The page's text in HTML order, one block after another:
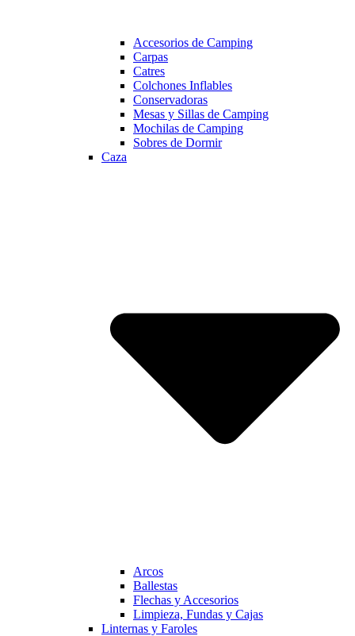
Accesorios de Camping
Carpas
Catres
Colchones Inflables
Conservadoras
Mesas y Sillas de Camping
Mochilas de Camping
Sobres de Dormir
Caza
Arcos
Ballestas
Flechas y Accesorios
Limpieza, Fundas y Cajas
Linternas y Faroles